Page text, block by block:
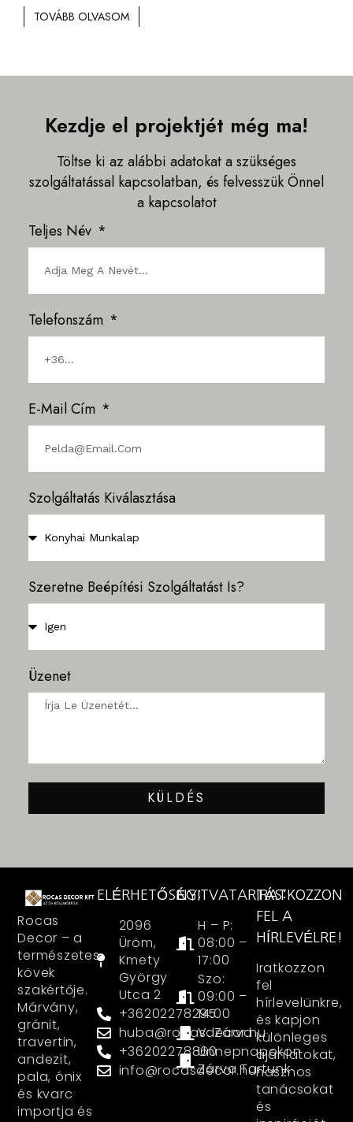
TOVÁBB OLVASOM
Kezdje el projektjét még ma!
Töltse ki az alábbi adatokat a szükséges
szolgáltatással kapcsolatban, és felvesszük Önnel
a kapcsolatot
Teljes Név
Telefonszám
E-Mail Cím
Szolgáltatás Kiválasztása
Szeretne Beépítési Szolgáltatást Is?
Üzenet
KÜLDÉS
Rocas
Decor – a
természetes
kövek
szakértője.
Márvány,
gránit,
travertin,
andezit,
pala, ónix
és kvarc
importja és
ELÉRHETŐSÉG:
2096
Üröm,
Kmety
György
Utca 2
+36202278295
huba@rocasdecor.hu
+36202278860
info@rocasdecor.hu
NYITVATARTÁS:
H – P:
08:00 –
17:00
Szo:
09:00 –
14:00
V: Zárva
Ünnepnapokon
Zárva Tartunk
IRATKOZZON
FEL A
HÍRLEVÉLRE!
Iratkozzon
fel
hírlevelünkre,
és kapjon
különleges
ajánlatokat,
hasznos
tanácsokat
és